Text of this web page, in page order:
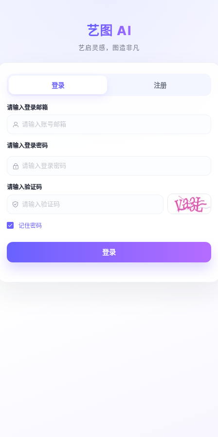
艺图 AI
艺启灵感，图造非凡
登录 注册
请输入登录邮箱
请输入登录密码
请输入验证码
记住密码
登录